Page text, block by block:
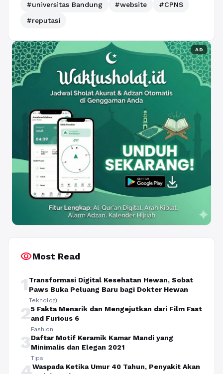
#universitas Bandung
#website
#CPNS
#reputasi
AD
visibilityMost Read
1 Transformasi Digital Kesehatan Hewan, Sobat
Paws Buka Peluang Baru bagi Dokter Hewan
Teknologi
25 Fakta Menarik dan Mengejutkan dari Film Fast
and Furious 6
Fashion
3Daftar Motif Keramik Kamar Mandi yang
Minimalis dan Elegan 2021
Tips
Waspada Ketika Umur 40 Tahun, Penyakit Akan